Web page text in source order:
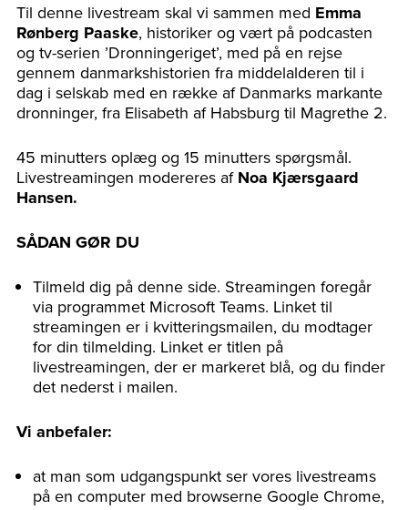
Til denne livestream skal vi sammen med Emma
Rønberg Paaske, historiker og vært på podcasten
og tv-serien ’Dronningeriget’, med på en rejse
gennem danmarkshistorien fra middelalderen til i
dag i selskab med en række af Danmarks markante
dronninger, fra Elisabeth af Habsburg til Magrethe 2.
45 minutters oplæg og 15 minutters spørgsmål.
Livestreamingen modereres af Noa Kjærsgaard
Hansen.
SÅDAN GØR DU
Tilmeld dig på denne side. Streamingen foregår
via programmet Microsoft Teams. Linket til
streamingen er i kvitteringsmailen, du modtager
for din tilmelding. Linket er titlen på
livestreamingen, der er markeret blå, og du finder
det nederst i mailen.
Vi anbefaler:
at man som udgangspunkt ser vores livestreams
på en computer med browserne Google Chrome,